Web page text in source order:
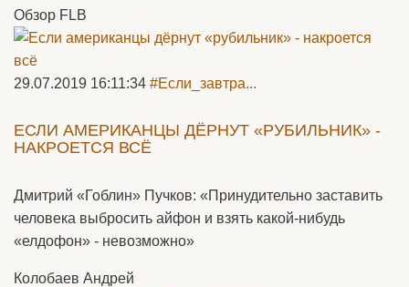
Обзор FLB
29.07.2019 16:11:34 #Если_завтра...
ЕСЛИ АМЕРИКАНЦЫ ДЁРНУТ «РУБИЛЬНИК» -
НАКРОЕТСЯ ВСЁ
Дмитрий «Гоблин» Пучков: «Принудительно заставить
человека выбросить айфон и взять какой-нибудь
«елдофон» - невозможно»
Колобаев Андрей